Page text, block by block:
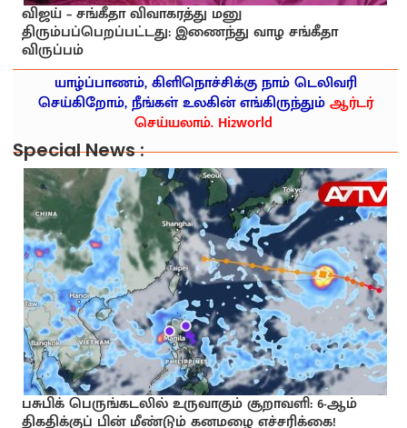
விஜய் – சங்கீதா விவாகரத்து மனு
திரும்பப்பெறப்பட்டது: இணைந்து வாழ சங்கீதா
விருப்பம்
யாழ்ப்பாணம், கிளிநொச்சிக்கு நாம் டெலிவரி
செய்கிறோம், நீங்கள் உலகின் எங்கிருந்தும்ஆர்டர்
செய்யலாம். Hi2world
Special News :
பசுபிக் பெருங்கடலில் உருவாகும் சூறாவளி: 6-ஆம்
திகதிக்குப் பின் மீண்டும் கனமழை எச்சரிக்கை!